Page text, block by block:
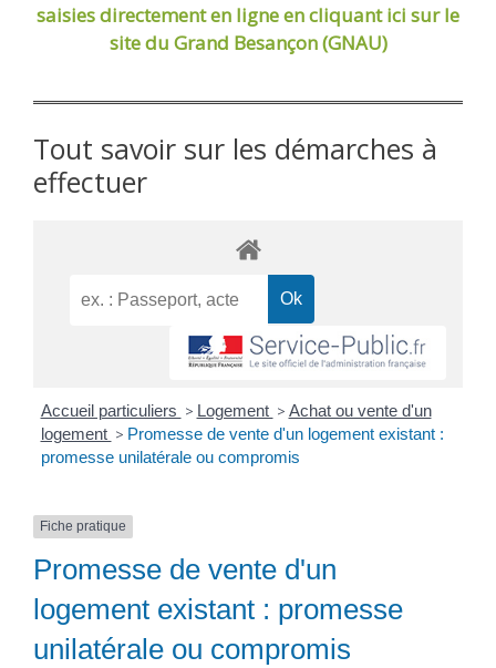
saisies directement en ligneen cliquant ici sur le
site du Grand Besançon (GNAU)
Tout savoir sur les démarches à
effectuer
Accueil particuliers > Logement > Achat ou vente d'un
logement > Promesse de vente d'un logement existant :
promesse unilatérale ou compromis
Fiche pratique
Promesse de vente d'un
logement existant : promesse
unilatérale ou compromis